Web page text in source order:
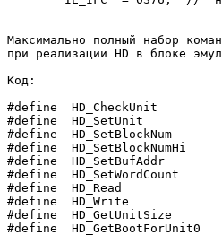
Максимально полный набор
при реализации HD в блоке
Код:
#define  HD_CheckUnit
#define  HD_SetUnit
#define  HD_SetBlockNum
#define  HD_SetBlockNumHi
#define  HD_SetBufAddr
#define  HD_SetWordCount
#define  HD_Read
#define  HD_Write
#define  HD_GetUnitSize
#define